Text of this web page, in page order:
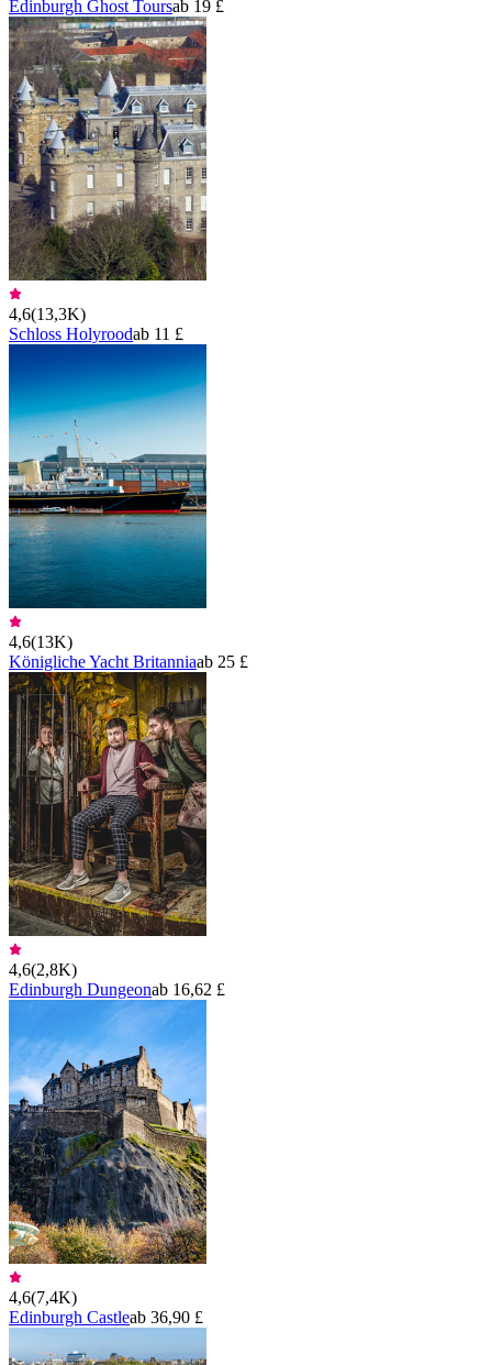
Edinburgh Ghost Toursab 19 £
4,6(13,3K)
Schloss Holyroodab 11 £
4,6(13K)
Königliche Yacht Britanniaab 25 £
4,6(2,8K)
Edinburgh Dungeonab 16,62 £
4,6(7,4K)
Edinburgh Castleab 36,90 £